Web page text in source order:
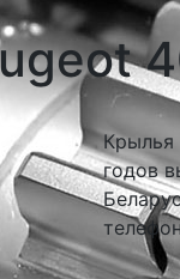
Крылья
годов